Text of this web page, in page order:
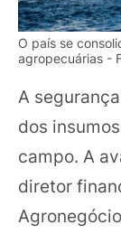
O país se
agropecuárias -
A
dos
campo. A
diretor